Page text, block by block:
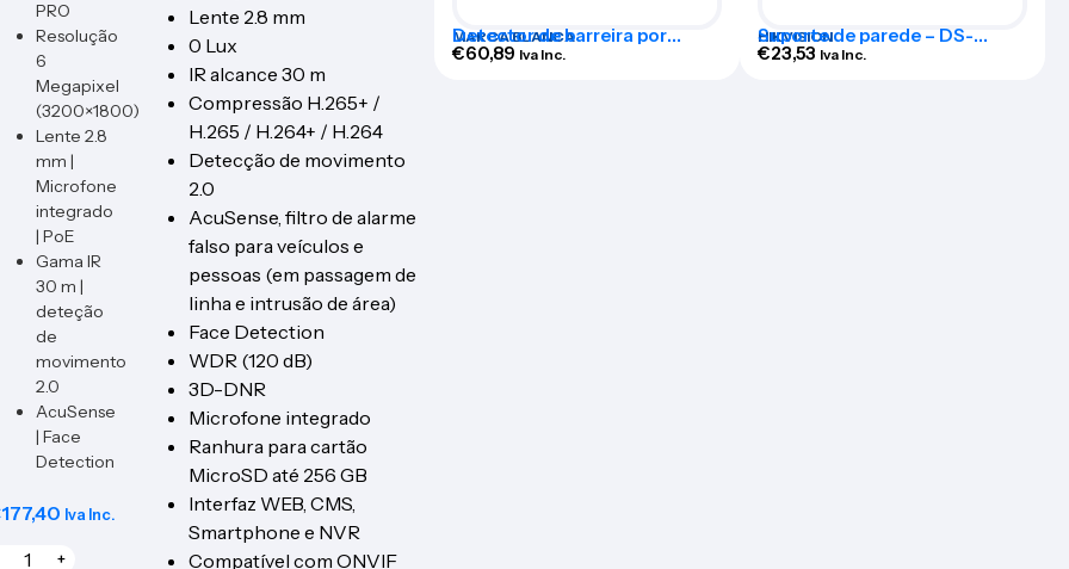
PRO
Resolução
6
Megapixel
(3200×1800)
Lente 2.8
mm |
Microfone
integrado
| PoE
Gama IR
30 m |
deteção
de
movimento
2.0
AcuSense
| Face
Detection
177,40 Iva Inc.
+
Lente 2.8 mm
0 Lux
IR alcance 30 m
Compressão H.265+ /
H.265 / H.264+ / H.264
Detecção de movimento
2.0
AcuSense, filtro de alarme
falso para veículos e
pessoas (em passagem de
linha e intrusão de área)
Face Detection
WDR (120 dB)
3D-DNR
Microfone integrado
Ranhura para cartão
MicroSD até 256 GB
Interfaz WEB, CMS,
Smartphone e NVR
Compatível com ONVIF
MARCA BLANCA
Detector de barreira por
infravermelhos – ABI100-1408
€60,89 Iva Inc.
HIKVISION
Suporte de parede – DS-
1273ZJ
€23,53 Iva Inc.